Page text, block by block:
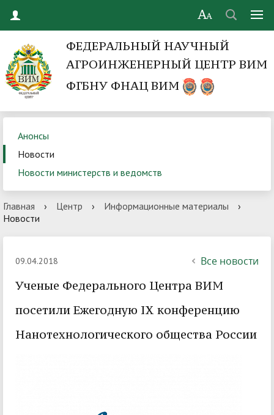
ФЕДЕРАЛЬНЫЙ НАУЧНЫЙ
АГРОИНЖЕНЕРНЫЙ ЦЕНТР ВИМ
ФГБНУ ФНАЦ ВИМ
Анонсы
Новости
Новости министерств и ведомств
Главная › Центр › Информационные материалы
›
Новости
09.04.2018 Все новости
Ученые Федерального Центра ВИМ
посетили Ежегодную IX конференцию
Нанотехнологического общества России